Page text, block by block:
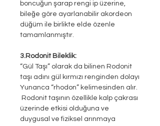
boncuğun şarap rengi ip üzerine,
bileğe göre ayarlanabilir akordeon
düğüm ile birlikte elde özenle
tamamlanmıştır.
3.Rodonit Bileklik:
“Gül Taşı” olarak da bilinen Rodonit
taşı adını gül kırmızı renginden dolayı
Yunanca “rhodon” kelimesinden alır.
Rodonit taşının özellikle kalp çakrası
üzerinde etkisi olduğuna ve
duygusal ve fiziksel arınmaya